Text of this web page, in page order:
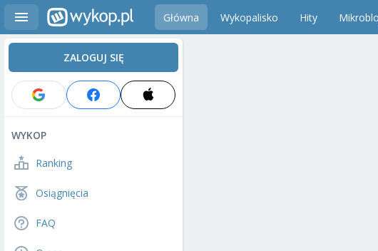
Główna Wykopalisko Hity
ZALOGUJ SIĘ
WYKOP
Ranking
Osiągnięcia
FAQ